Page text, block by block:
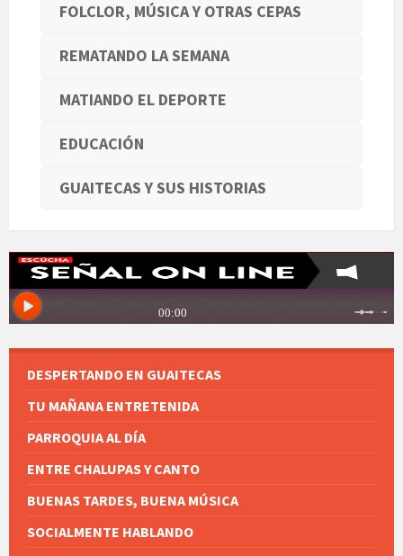
FOLCLOR, MÚSICA Y OTRAS CEPAS
REMATANDO LA SEMANA
MATIANDO EL DEPORTE
EDUCACIÓN
GUAITECAS Y SUS HISTORIAS
DESPERTANDO EN GUAITECAS
TU MAÑANA ENTRETENIDA
PARROQUIA AL DÍA
ENTRE CHALUPAS Y CANTO
BUENAS TARDES, BUENA MÚSICA
SOCIALMENTE HABLANDO